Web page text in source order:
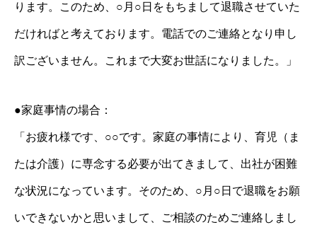
ります。このため、○月○日をもちまして退職させていた
だければと考えております。電話でのご連絡となり申し
訳ございません。これまで大変お世話になりました。」
●家庭事情の場合：
「お疲れ様です、○○です。家庭の事情により、育児（ま
たは介護）に専念する必要が出てきまして、出社が困難
な状況になっています。そのため、○月○日で退職をお願
いできないかと思いまして、ご相談のためご連絡しまし